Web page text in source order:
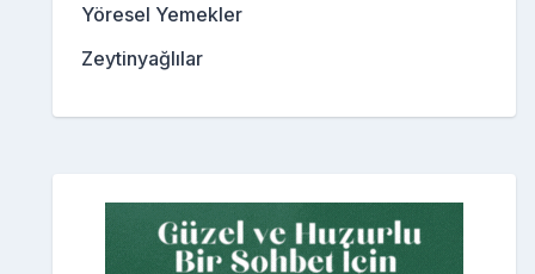
Yöresel Yemekler
Zeytinyağlılar